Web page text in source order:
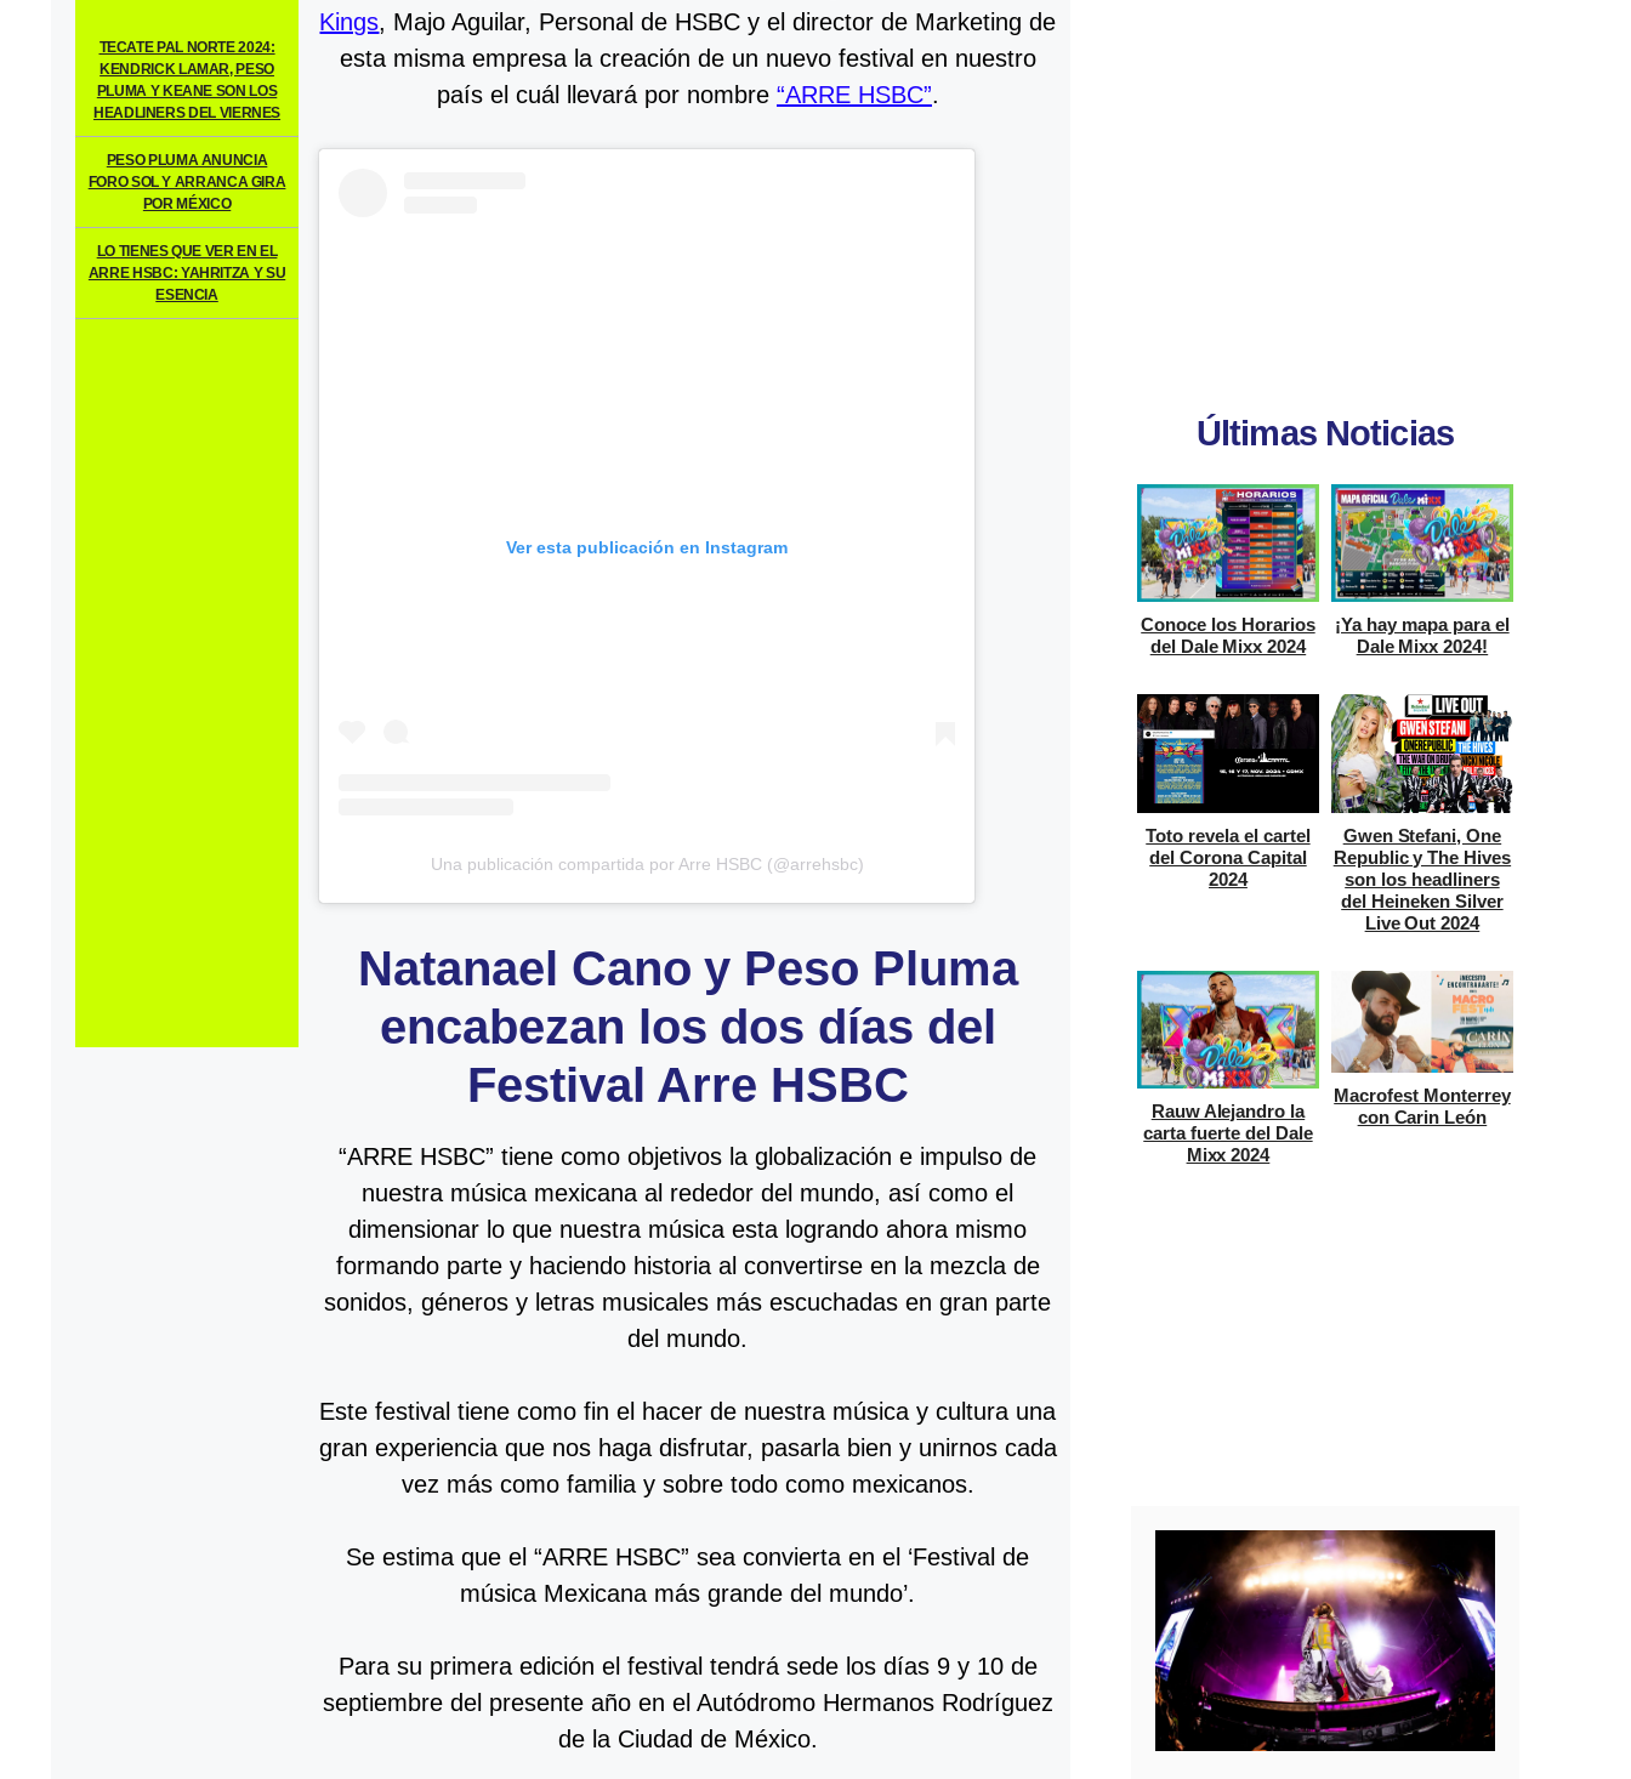
TECATE PAL NORTE 2024:
KENDRICK LAMAR, PESO
PLUMA Y KEANE SON LOS
HEADLINERS DEL VIERNES
PESO PLUMA ANUNCIA
FORO SOL Y ARRANCA GIRA
POR MÉXICO
LO TIENES QUE VER EN EL
ARRE HSBC: YAHRITZA Y SU
ESENCIA
Kings, Majo Aguilar, Personal de HSBC y el director de Marketing de
esta misma empresa la creación de un nuevo festival en nuestro
país el cuál llevará por nombre “ARRE HSBC”.
Ver esta publicación en Instagram
Una publicación compartida por Arre HSBC (@arrehsbc)
Natanael Cano y Peso Pluma
encabezan los dos días del
Festival Arre HSBC
“ARRE HSBC” tiene como objetivos la globalización e impulso de
nuestra música mexicana al rededor del mundo, así como el
dimensionar lo que nuestra música esta logrando ahora mismo
formando parte y haciendo historia al convertirse en la mezcla de
sonidos, géneros y letras musicales más escuchadas en gran parte
del mundo.
Este festival tiene como fin el hacer de nuestra música y cultura una
gran experiencia que nos haga disfrutar, pasarla bien y unirnos cada
vez más como familia y sobre todo como mexicanos.
Se estima que el “ARRE HSBC” sea convierta en el ‘Festival de
música Mexicana más grande del mundo’.
Para su primera edición el festival tendrá sede los días 9 y 10 de
septiembre del presente año en el Autódromo Hermanos Rodríguez
de la Ciudad de México.
Últimas Noticias
Conoce los Horarios
del Dale Mixx 2024
¡Ya hay mapa para el
Dale Mixx 2024!
Toto revela el cartel
del Corona Capital
2024
Gwen Stefani, One
Republic y The Hives
son los headliners
del Heineken Silver
Live Out 2024
Rauw Alejandro la
carta fuerte del Dale
Mixx 2024
Macrofest Monterrey
con Carin León